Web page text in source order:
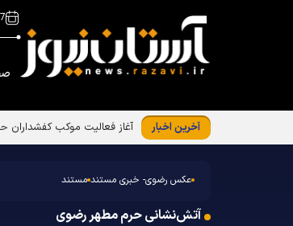
آخرین اخبار جلسه توجیهی ویژه برنامه
عکس رضوی- خبری مستند مستند
آتش‌نشانی حرم مطهر رضوی